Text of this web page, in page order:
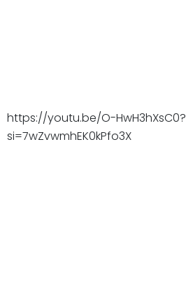
https://youtu.be/O-HwH3hXsC0?
si=7wZvwmhEK0kPfo3X